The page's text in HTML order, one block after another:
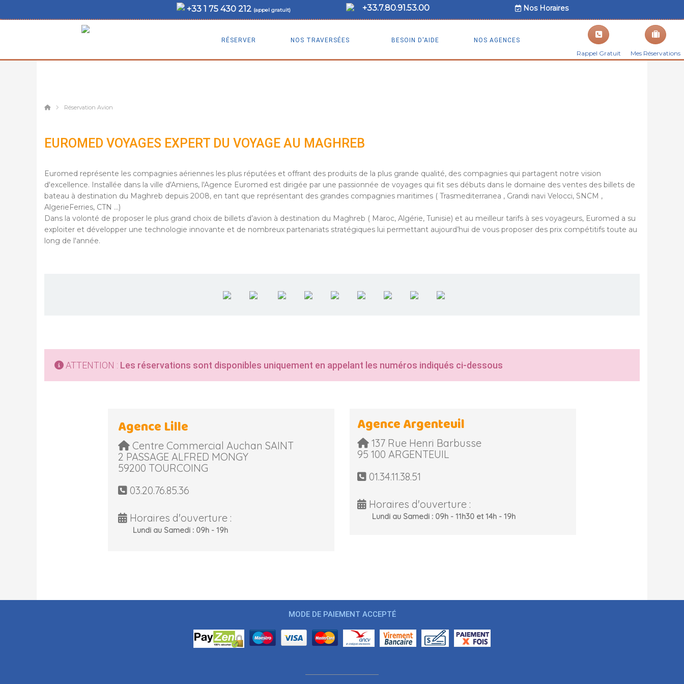
+33 1 75 430 212 (appel gratuit) +33.7.80.91.53.00 Nos Horaires
RÉSERVER NOS TRAVERSÉES BESOIN D'AIDE NOS AGENCES
Rappel Gratuit Mes Réservations
Réservation Avion
EUROMED VOYAGES EXPERT DU VOYAGE AU MAGHREB
Euromed représente les compagnies aériennes les plus réputées et offrant des produits de la plus grande qualité, des compagnies qui partagent notre vision
d'excellence. Installée dans la ville d'Amiens, l'Agence Euromed est dirigée par une passionnée de voyages qui fit ses débuts dans le domaine des ventes des billets de
bateau à destination du Maghreb depuis 2008, en tant que représentant des grandes compagnies maritimes ( Trasmediterranea , Grandi navi Velocci, SNCM ,
AlgerieFerries, CTN ...)
Dans la volonté de proposer le plus grand choix de billets d’avion à destination du Maghreb ( Maroc, Algérie, Tunisie) et au meilleur tarifs à ses voyageurs, Euromed a su
exploiter et développer une technologie innovante et de nombreux partenariats stratégiques lui permettant aujourd’hui de vous proposer des prix compétitifs toute au
long de l'année.
ATTENTION : Les réservations sont disponibles uniquement en appelant les numéros indiqués ci-dessous
Agence Lille
Centre Commercial Auchan SAINT
2 PASSAGE ALFRED MONGY
59200 TOURCOING
03.20.76.85.36
Horaires d'ouverture :
Lundi au Samedi : 09h - 19h
Agence Argenteuil
137 Rue Henri Barbusse
95 100 ARGENTEUIL
01.34.11.38.51
Horaires d'ouverture :
Lundi au Samedi : 09h - 11h30 et 14h - 19h
MODE DE PAIEMENT ACCEPTÉ